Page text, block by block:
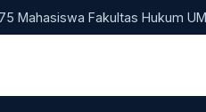
Fakultas Hukum UMTS